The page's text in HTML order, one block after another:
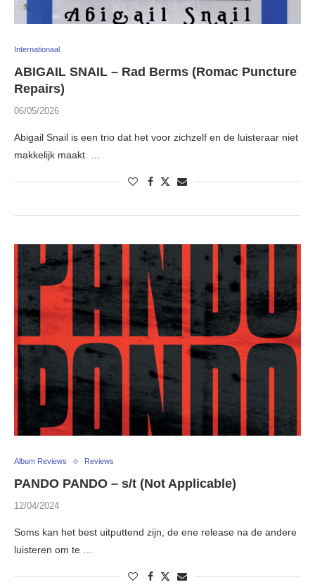
Internationaal
ABIGAIL SNAIL – Rad Berms (Romac Puncture
Repairs)
06/05/2026
Abigail Snail is een trio dat het voor zichzelf en de luisteraar niet
makkelijk maakt. …
Album Reviews Reviews
PANDO PANDO – s/t (Not Applicable)
12/04/2024
Soms kan het best uitputtend zijn, de ene release na de andere
luisteren om te …